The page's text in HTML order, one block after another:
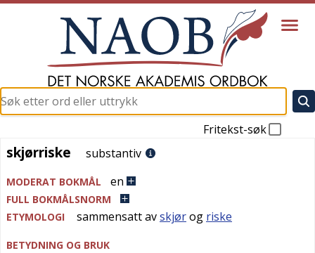
Fritekst-søk
skjørriske
skjørriske substantiv
MODERAT BOKMÅL en
FULL BOKMÅLSNORM
ETYMOLOGI
sammensatt avskjørog riske
BETYDNING OG BRUK